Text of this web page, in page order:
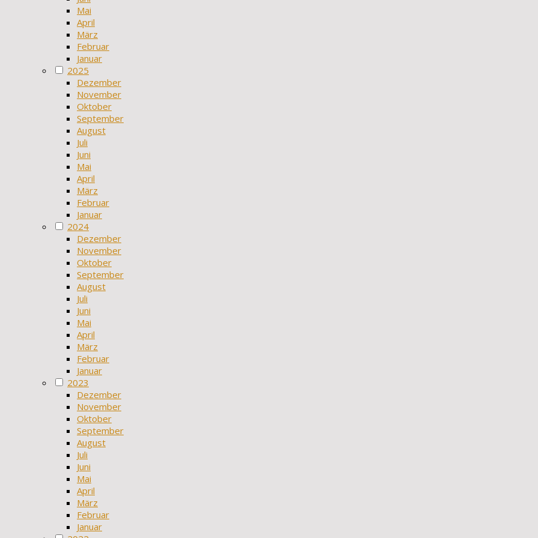
Mai
April
März
Februar
Januar
2025
Dezember
November
Oktober
September
August
Juli
Juni
Mai
April
März
Februar
Januar
2024
Dezember
November
Oktober
September
August
Juli
Juni
Mai
April
März
Februar
Januar
2023
Dezember
November
Oktober
September
August
Juli
Juni
Mai
April
März
Februar
Januar